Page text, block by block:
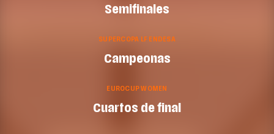
Semifinales
SUPERCOPA LF ENDESA
Campeonas
EUROCUP WOMEN
Cuartos de final